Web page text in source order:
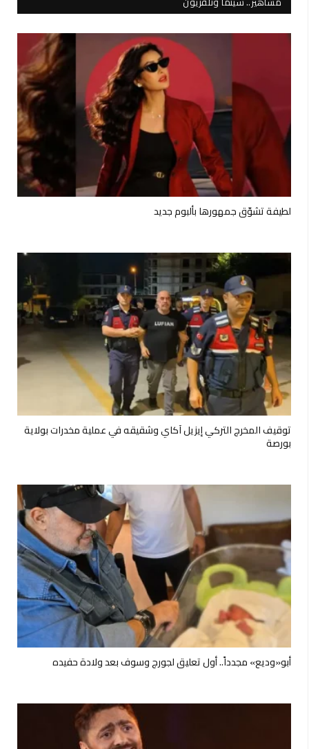
لطيفة تشوّق جمهورها بألبوم جديد
توقيف المخرج التركي إيزيل آكاي وشقيقه في عملية مخدرات بولاية
بورصة
أبو«وديع» مجدداً.. أول تعليق لجورج وسوف بعد ولادة حفيده